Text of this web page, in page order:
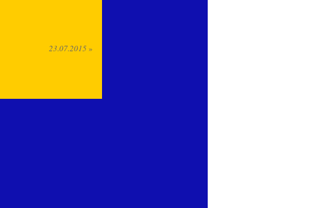
23.07.2015»